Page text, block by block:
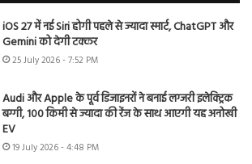
iOS 27 में नई Siri होगी पहले से ज्यादा स्मार्ट, ChatGPT और
Gemini को देगी टक्कर
25 July 2026 - 7:52 PM
Audi और Apple के पूर्व डिजाइनरों ने बनाई लग्जरी इलेक्ट्रिक
बग्गी, 100 किमी से ज्यादा की रेंज के साथ आएगी यह अनोखी
EV
19 July 2026 - 4:48 PM